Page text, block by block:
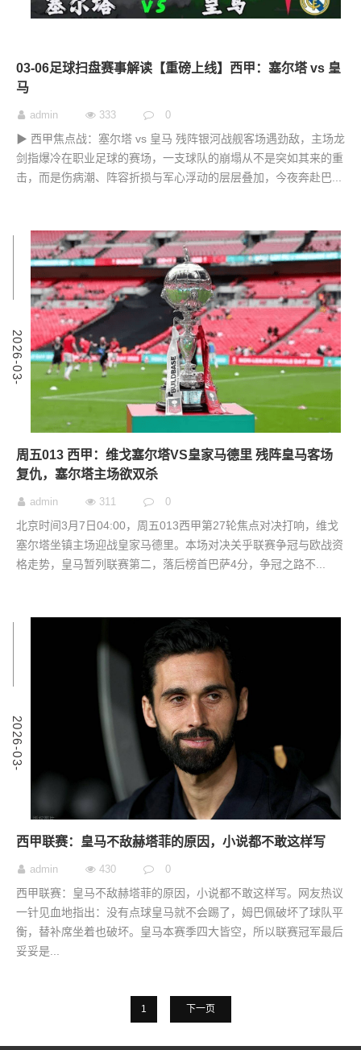
03-06足球扫盘赛事解读【重磅上线】西甲：塞尔塔 vs 皇
马
admin 333 0
▶ 西甲焦点战：塞尔塔 vs 皇马 残阵银河战舰客场遇劲敌，主场龙
剑指爆冷在职业足球的赛场，一支球队的崩塌从不是突如其来的重
击，而是伤病潮、阵容折损与军心浮动的层层叠加，今夜奔赴巴...
2
0
2
6
-
0
3
-
0
周五013 西甲：维戈塞尔塔VS皇家马德里 残阵皇马客场
复仇，塞尔塔主场欲双杀
admin 311 0
北京时间3月7日04:00，周五013西甲第27轮焦点对决打响，维戈
塞尔塔坐镇主场迎战皇家马德里。本场对决关乎联赛争冠与欧战资
格走势，皇马暂列联赛第二，落后榜首巴萨4分，争冠之路不...
2
0
2
6
-
0
3
-
0
西甲联赛：皇马不敌赫塔菲的原因，小说都不敢这样写
admin 430 0
西甲联赛：皇马不敌赫塔菲的原因，小说都不敢这样写。网友热议
一针见血地指出：没有点球皇马就不会踢了，姆巴佩破坏了球队平
衡，替补席坐着也破坏。皇马本赛季四大皆空，所以联赛冠军最后
妥妥是...
1 下一页